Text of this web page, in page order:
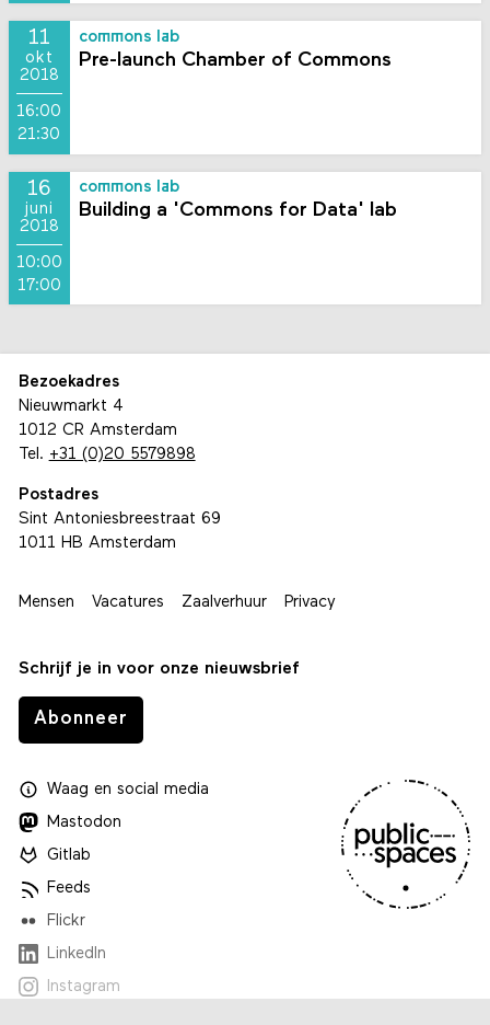
11
okt
2018
16:00
21:30
commons lab
Pre-launch Chamber of Commons
16
juni
2018
10:00
17:00
commons lab
Building a 'Commons for Data' lab
Bezoekadres
Nieuwmarkt 4
1012 CR Amsterdam
Tel. +31 (0)20 5579898
Postadres
Sint Antoniesbreestraat 69
1011 HB Amsterdam
Mensen Vacatures Zaalverhuur Privacy
Schrijf je in voor onze nieuwsbrief
Abonneer
Waagen social media
Mastodon
Gitlab
Feeds
Flickr
LinkedIn
Instagram